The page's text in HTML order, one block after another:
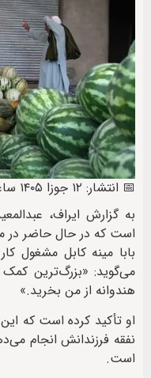
📅 انتشار: ۱۲ جوزا ۱۴۰۵ ساعت ۱۳:۲۱
به گزارش ایراف،
است که در حال حاضر در
بابا مینه کابل مشغول
می‌گوید: «بزرگ‌ترین
هندوانه از من بخرید.»
او تأکید کرده است که
نفقه فرزندانش انجام
است.